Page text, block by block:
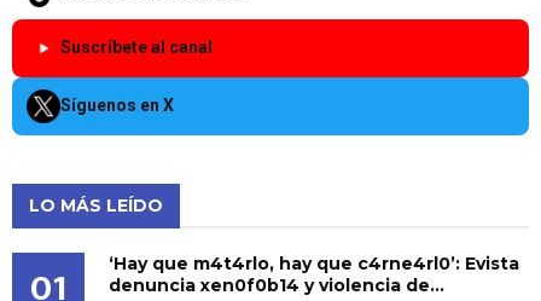
Suscríbete al canal
Síguenos en X
LO MÁS LEÍDO
01
‘Hay que m4t4rlo, hay que c4rne4rl0’: Evista
denuncia xen0f0b14 y violencia de...